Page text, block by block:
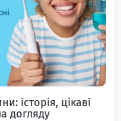
історія, цікаві
догляду